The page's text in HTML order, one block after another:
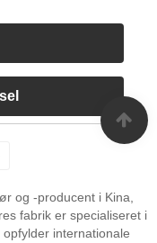
og -producent i Kina,
fabrik er specialiseret i
internationale